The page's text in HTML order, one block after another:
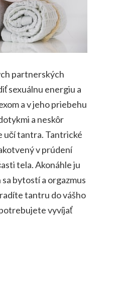
partnerských
sexuálnu energiu a
a v jeho priebehu
a neskôr
učí tantra. Tantrické
v prúdení
tela. Akonáhle ju
bytostí a orgazmus
tantru do vášho
vyvíjať